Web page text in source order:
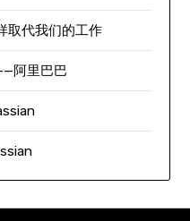
取代我们的工作
阿里巴巴